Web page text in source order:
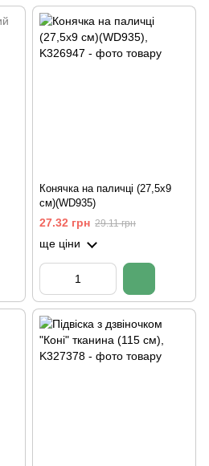
Конячка на паличці (27,5х9
см)(WD935)
27.32 грн 29.11 грн
ще ціни